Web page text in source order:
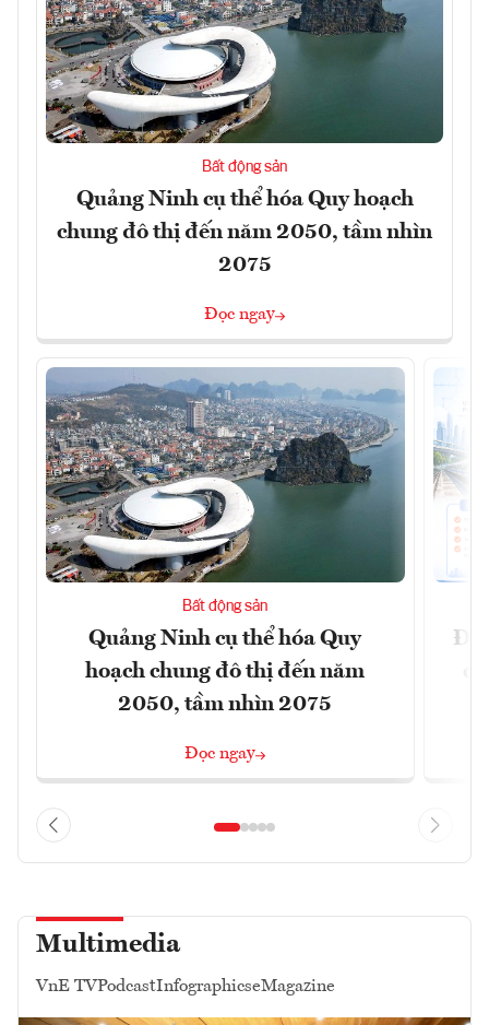
Bất động sản
Quảng Ninh cụ thể hóa Quy hoạch
chung đô thị đến năm 2050, tầm nhìn
2075
Đọc ngay
Bất động sản
Quảng Ninh cụ thể hóa Quy
hoạch chung đô thị đến năm
2050, tầm nhìn 2075
Đọc ngay
Multimedia
VnE TVPodcastInfographicseMagazine